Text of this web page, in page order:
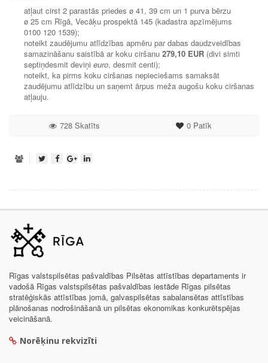
atļaut cirst 2 parastās priedes ø 41, 39 cm un 1 purva bērzu
ø 25 cm Rīgā, Vecāķu prospektā 145 (kadastra apzīmējums
0100 120 1539);
noteikt zaudējumu atlīdzības apmēru par dabas daudzveidības
samazināšanu saistībā ar koku ciršanu 279,10 EUR (divi simti
septiņdesmit deviņi euro, desmit centi);
noteikt, ka pirms koku ciršanas nepieciešams samaksāt
zaudējumu atlīdzību un saņemt ārpus meža augošu koku ciršanas
atļauju.
0Patīk
728 Skatīts
Rīgas valstspilsētas pašvaldības Pilsētas attīstības departaments ir
vadošā Rīgas valstspilsētas pašvaldības iestāde Rīgas pilsētas
stratēģiskās attīstības jomā, galvaspilsētas sabalansētas attīstības
plānošanas nodrošināšanā un pilsētas ekonomikas konkurētspējas
veicināšanā.
Norēķinu rekvizīti